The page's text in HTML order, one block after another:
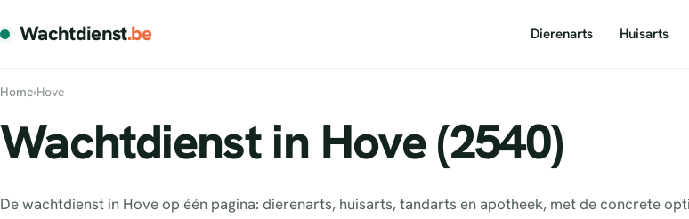
Wachtdienst.be Dierenarts Huisarts
Home›Hove
Wachtdienst in Hove (2540)
De wachtdienst in Hove op één pagina: dierenarts, huisarts, tandarts en apotheek, met de concrete